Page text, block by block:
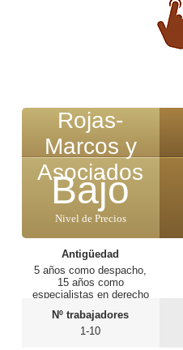
Rojas-
Marcos y
Asociados
Bajo
Nivel de Precios
Antigüedad
5 años como despacho,
15 años como
especialistas en derecho
Nº trabajadores
1-10